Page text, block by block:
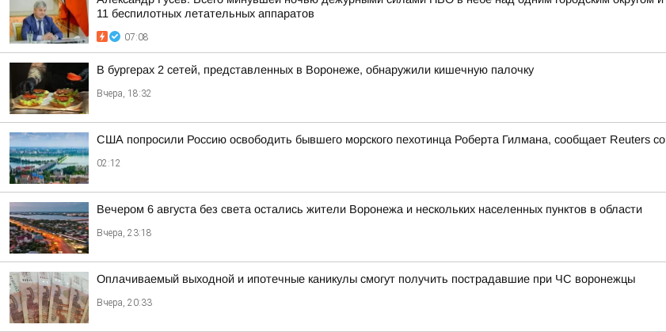
11 беспилотных летательных аппаратов
07:08
В бургерах 2 сетей, представленных в Воронеже, обнаружили кишечную палочку
Вчера, 18:32
США попросили Россию освободить бывшего морского пехотинца Роберта Гилмана, сообщает Reuters со
02:12
Вечером 6 августа без света остались жители Воронежа и нескольких населенных пунктов в области
Вчера, 23:18
Оплачиваемый выходной и ипотечные каникулы смогут получить пострадавшие при ЧС воронежцы
Вчера, 20:33